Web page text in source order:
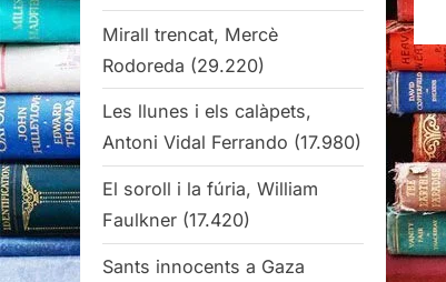
Mirall trencat, Mercè
Rodoreda (29.220)
Les llunes i els calàpets,
Antoni Vidal Ferrando (17.980)
El soroll i la fúria, William
Faulkner (17.420)
Sants innocents a Gaza